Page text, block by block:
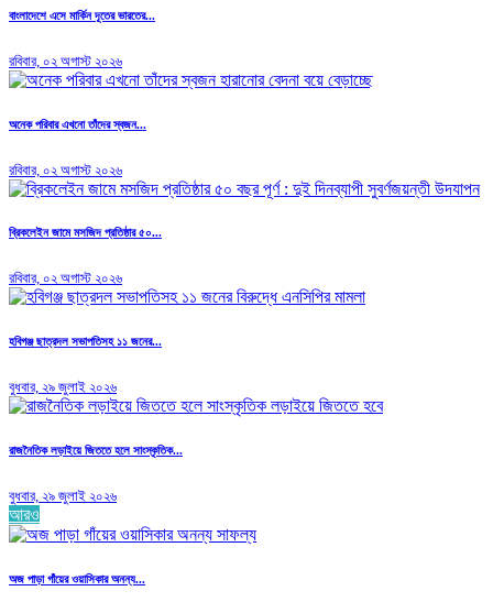
বাংলাদেশে এসে মার্কিন দূতের ভারতের...
রবিবার, ০২ অগাস্ট ২০২৬
অনেক পরিবার এখনো তাঁদের স্বজন...
রবিবার, ০২ অগাস্ট ২০২৬
ব্রিকলেইন জামে মসজিদ প্রতিষ্ঠার ৫০...
রবিবার, ০২ অগাস্ট ২০২৬
হবিগঞ্জ ছাত্রদল সভাপতিসহ ১১ জনের...
বুধবার, ২৯ জুলাই ২০২৬
রাজনৈতিক লড়াইয়ে জিততে হলে সাংস্কৃতিক...
বুধবার, ২৯ জুলাই ২০২৬
আরও
অজ পাড়া গাঁয়ের ওয়াসিকার অনন্য...